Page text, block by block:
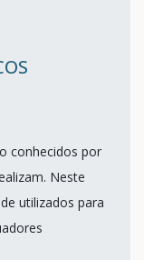
conhecidos por
Neste
utilizados para